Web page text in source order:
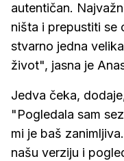
autentičan.
ništa i prepustiti se
stvarno jedna
život", jasna je
Jedva čeka,
"Pogledala sam
mi je baš
našu verziju i